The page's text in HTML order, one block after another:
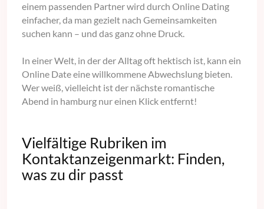
einem passenden Partner wird durch Online Dating
einfacher, da man gezielt nach Gemeinsamkeiten
suchen kann – und das ganz ohne Druck.
In einer Welt, in der der Alltag oft hektisch ist, kann ein
Online Date eine willkommene Abwechslung bieten.
Wer weiß, vielleicht ist der nächste romantische
Abend in hamburg nur einen Klick entfernt!
Vielfältige Rubriken im
Kontaktanzeigenmarkt: Finden,
was zu dir passt